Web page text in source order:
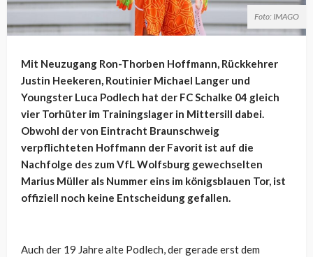
Foto: IMAGO
Mit Neuzugang Ron-Thorben Hoffmann, Rückkehrer
Justin Heekeren, Routinier Michael Langer und
Youngster Luca Podlech hat der FC Schalke 04 gleich
vier Torhüter im Trainingslager in Mittersill dabei.
Obwohl der von Eintracht Braunschweig
verpflichteten Hoffmann der Favorit ist auf die
Nachfolge des zum VfL Wolfsburg gewechselten
Marius Müller als Nummer eins im königsblauen Tor, ist
offiziell noch keine Entscheidung gefallen.
Auch der 19 Jahre alte Podlech, der gerade erst dem